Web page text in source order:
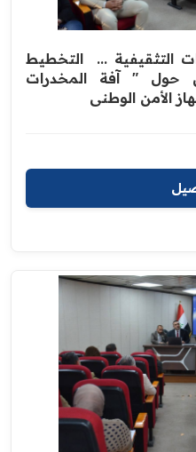
التثقيفية ... ‏ التخطيط
حول " آفة المخدرات
الأمن الوطني